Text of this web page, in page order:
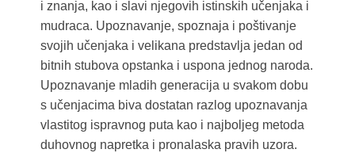
i znanja, kao i slavi njegovih istinskih učenjaka i
mudraca. Upoznavanje, spoznaja i poštivanje
svojih učenjaka i velikana predstavlja jedan od
bitnih stubova opstanka i uspona jednog naroda.
Upoznavanje mladih generacija u svakom dobu
s učenjacima biva dostatan razlog upoznavanja
vlastitog ispravnog puta kao i najboljeg metoda
duhovnog napretka i pronalaska pravih uzora.